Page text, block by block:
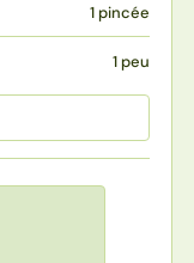
1 pincée
1 peu